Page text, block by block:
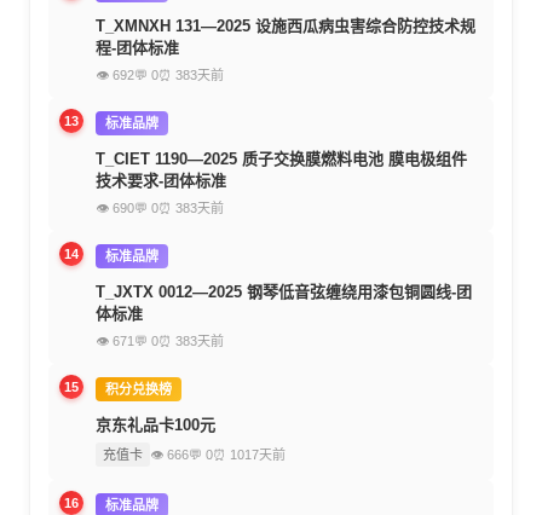
T_XMNXH 131—2025 设施西瓜病虫害综合防控技术规
程-团体标准
👁 692💬 0⏰ 383天前
13 标准品牌
T_CIET 1190—2025 质子交换膜燃料电池 膜电极组件
技术要求-团体标准
👁 690💬 0⏰ 383天前
14 标准品牌
T_JXTX 0012—2025 钢琴低音弦缠绕用漆包铜圆线-团
体标准
👁 671 💬 0⏰ 383天前
15 积分兑换榜
京东礼品卡100元
充值卡 👁 666💬 0⏰ 1017天前
16 标准品牌